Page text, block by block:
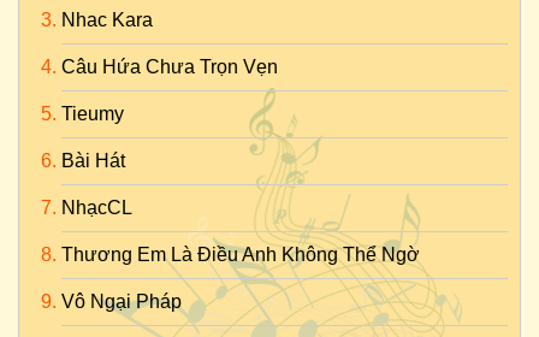
Nhac Kara
Câu Hứa Chưa Trọn Vẹn
Tieumy
Bài Hát
NhạcCL
Thương Em Là Điều Anh Không Thể Ngờ
Vô Ngại Pháp